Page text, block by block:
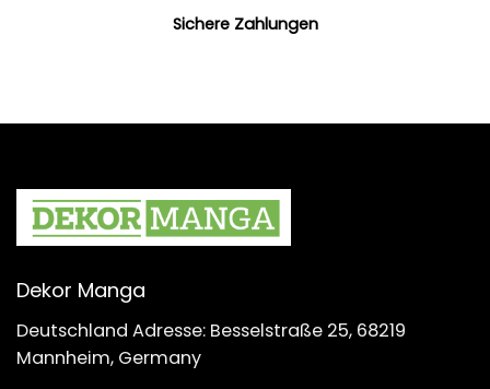
Sichere Zahlungen
Dekor Manga
Deutschland Adresse: Besselstraße 25, 68219
Mannheim, Germany